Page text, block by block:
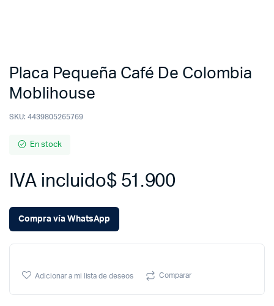
Placa Pequeña Café De Colombia
Moblihouse
SKU: 4439805265769
En stock
$51.900
IVA incluido
Compra vía WhatsApp
Adicionar a mi lista de deseos Comparar